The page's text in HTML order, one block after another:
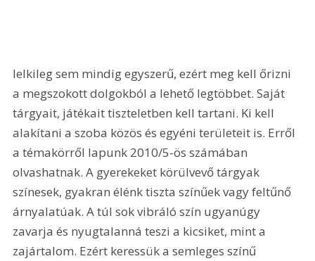
lelkileg sem mindig egyszerű, ezért meg kell őrizni
a megszokott dolgokból a lehető legtöbbet. Saját
tárgyait, játékait tiszteletben kell tartani. Ki kell
alakítani a szoba közös és egyéni területeit is. Erről
a témakörről lapunk 2010/5-ös számában
olvashatnak. A gyerekeket körülvevő tárgyak
színesek, gyakran élénk tiszta színűek vagy feltűnő
árnyalatúak. A túl sok vibráló szín ugyanúgy
zavarja és nyugtalanná teszi a kicsiket, mint a
zajártalom. Ezért keressük a semleges színű